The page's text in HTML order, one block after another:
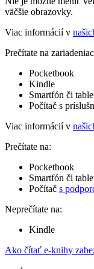
väčšie obrazovky.
Viac informácií v
Prečítate na
Pocketbook
Kindle
Smartfón či
Počítač s
Viac informácií v
Prečítate na:
Pocketbook
Smartfón či
Počítač s
Neprečítate na:
Kindle
Ako čítať e-knihy